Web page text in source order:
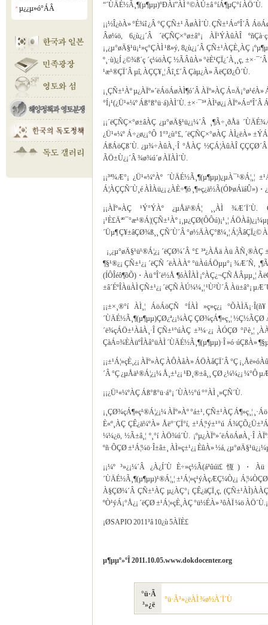
¡á µ¿¿µ»ó°­ÁÂ “´ÙÄÉ½Ã¸¶(µ¶µµ)ºÐÀï”ÀÌ °©ÀÚ±â °íÁ¶µÇ°í ÀÖ´Ù.
¡¡½Î¿òÀ» °É¾î ¿Â °Ç ÇÑ±¹ ÃøÀÌ´Ù. ÇÑ±¹Á¤ºÎ´Â
Âø¼ö, 6¿ù¿¡´Â ´ëÇÑÇ×°ø±â°¡ ÀÏ¹ÝÀûÀÎ
¡¸¿µ°øÄ§¹ü¡¹»ç°ÇÀÌ ¹ß»ý, 8¿ù¿¡´Â ÇÑ±¹ÀÇÈ¸ÀÇ
º¸·ù)¿Í ¿©¾ß´ç ´ç¼öÀÇ ½ÃÂûÀ» °èÈ¹ÇÏ¿´À¸¸ç,
¹æ¹®ÇÏ´Â µî, ÀÇÇ¥¸¦ Âî¸£´Â Çàµ¿À» ÃëÇØ¿Ô´Ù.
¡¸ÇÑ±¹Àº µ¿ÀÏº»´ëÁöÁøÀÌ¶ó´Â ÀÏº»ÀÇ
°Í¡¹(¿Ü¹«¼º Áß°ß°ü·á)ÀÌ´Ù. ±×·¯³ª ÀÌ¹ø¿¡
¡¡´ëÇÑÇ×°ø±âÀÇ ¿µ°øÄ§¹ü¿¡¼­´Â ¸¶Ã÷¸ðÅä
¿Ü¹«¼º Á÷¿ø¿¡°Ô 1°³¿ù°£, ´ëÇÑÇ×°øÀÇ ÀÌ¿ëÀ»
ÁßÁöÇß´Ù. ¿µ¾÷ÀûÀ¸·Î °ÅÀÇ ½ÇÁ¦ÀûÀÎ ÇÇÇØ´Â
ÃÖ±Ù¿¡´Â ¾ø¾ú´ø ÀÏÀÌ´Ù.
¡¡³ª¾Æ°¡ ¿Ü¹«¼ºÀº ´ÙÄÉ½Ã¸¶(µ¶µµ)¿µÀ¯¹®Á¦¸¦
Á¦ÀÇÇÑ´Ù¸é ÀÌÀü¿¡ ¿ÀÈ÷¶ó ¸¶»ç¿ä½Ã(ÓÞøÁïáÛ»)・
¡¡ÀÏº»ÀÇ ¹Ý°ÝÀº ¿µÅä¹®Á¦ ¸¸ÀÌ ¾Æ´Ï´Ù.
¡¹È£Äªº¯°æ¹®Á¦(ÇÑ±¹Àº ¡¸µ¿ÇØ(ÔÔú­)¡¹¸¦
´Üµ¶ Ç¥±âÇØ¾ß¸¸ ÇÑ´Ù´Â °ø½ÄÀÇ°ß¼­¸¦ Á¦ÃâÇÏ¿©
¡¸¿µ°øÄ§¹ü¹®Á¦¿¡ ´ëÇØ¼­´Â °£ ³ª¿ÀÅä Àü
¶§¹®¿¡ ÇÑ±¹¿¡ ´ëÇÑ ´ëÀÀÀº °üÀúÁÖµµ°¡ ¾Æ´Ñ,
(ÍÔÎéô¶õÕ)・Àü ºÎ´ë½Å ¶óÀÎÀÌ ¡ºÀÇ¿¬ÇÑ ÅÂµµ¸¦
±â´ÉºÎÀüÀÌ ÇÑ±¹¿¡ ´ëÇÑ ÀÚ¼¼¸¦ ¹Ù²Ù´Â Àü±â°¡
¡¡±×¸®°í ÀÌ¸¦ ÁöÁöÇÑ °ÍÀÌ »ç»ç¿¡
´ÙÄÉ½Ã¸¶(µ¶µµ)ÇØ¿ª¿¡¼­ÀÇ ÇØ¾çÁ¶»ç¸¦
´ë¾çÁÖ±¹ÀåÀ¸·Î ÇÑ±¹°úÀÇ ±³¼·¿¡ ÀÓÇØ °í¹è¸¦
ÇàÁ¤¾ÈÀüºÎÀå°üÀÌ ´ÙÄÉ½Ã¸¶(µ¶µµ)·Î »ó·úÇßÀ»
¡¡±¹Á¦»çÈ¸¿¡ ÀÏº»ÀÇ ÀÔÀåÀ» ÁÖÀåÇÏ´Â °Ç
´Â °Ç ¿µÅä¹®Á¦¿¡¼­ Å¸±¹¿¡ ¹Ð¸®±â¸¸ ÇØ ¿­¼¼¿¡ ¼­°Ô
¡¡¿Ü¹«¼ºÀÇ Áß°ß°ü·á°¡ ´ÙÀ½°ú °°ÀÌ ¸»ÇÑ´Ù.
¡¸ÇØ¾çÁ¶»ç¹®Á¦¿¡¼­ ÀÏº»Àº °á±¹, ÇÑ±¹ÀÇ Á¶»ç¸¦
È«º¸ÀÇ ÇÊ¿ä¼ºÀ» Åë°¨ÇÏ°í, ±¹Á¦¹ý±¹°ú
¼¼¿ö, ½Ã±â¸¦ º¸°í ÀÖ¾ú´Ù. ¡ºµ¿ÀÏº»´ëÁöÁøÀ¸·Î
ºñ·ÔÇØ ±¹Á¦¼ö·Î±â±¸ ÀÌ»ç±¹¿¡ ÈûÀ» ½á,
¡¡¼º ³»¿¡¼­´Â ¿À¿Í´Ù È÷»ç½Ã(á³ûúï£恆)・Àü
´ÙÄÉ½Ã¸¶(µ¶µµ)¹®Á¦¸¦ ±¹Á¦»ç¹ýÀçÆÇ¼Ò¿¡
À§ÇØ¼­´Â ÇÑ±¹ÀÇ µ¿ÀÇ°¡ ÇÊ¿äÇÏ¸ç,
ºÒ¹ýÁ¡°Å¿¡ ´ëÇØ ±¹Á¦»çÈ¸ÀÇ °ü½ÉÀ» ³ôÀÏ ¼ö
¡ØSAPIO 2011³â 10¿ù 5ÀÏÈ£
µ¶µµº»ºÎ 2011.10.05.www.dokdocenter.org
°ü·Ã
³»¿ë
°ü·Ã³»¿ëÀÌ ¾ø½À´Ï´Ù